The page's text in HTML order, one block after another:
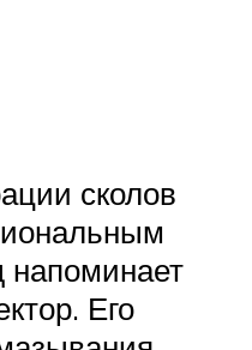
сколов
напоминает
Его